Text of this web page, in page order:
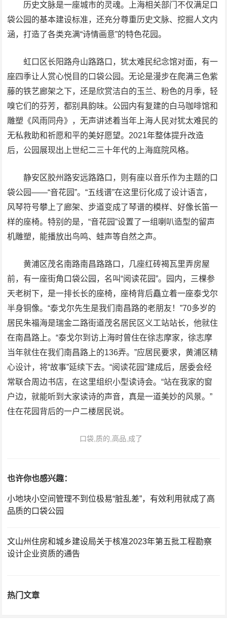
历史文脉是一座城市的灵魂。上海相关部门不仅满足口
袋公园的基本建设标准，还充分尊重历史文脉、挖掘人文内
涵，打造了各类充满“诗情画意”的特色花园。
虹口区长阳路舟山路路口，犹太难民纪念馆对面，有一
座四季让人赏心悦目的口袋公园。无论是漫步在爬满三色紫
藤的铁艺廊架之下，还是欣赏洁白的玉兰、粉色的月季，轻
嗅它们的芬芳，都别具韵味。公园内有复建的白马咖啡馆和
雕塑《风雨同舟》，无声讲述着当年上海人民对犹太难民的
无私救助和祈愿和平的美好愿望。2021年整体提升改造
后，公园展现出上世纪二三十年代的上海庭院风格。
静安区胶州路安远路路口，则有座以音乐作为主题的口
袋公园——“音花园”。“五线谱”在这里衍化成了设计语言，
风琴符号攀上了廊架、步道变成了琴谱的模样、好像长笛一
样的座椅。特别的是，“音花园”设置了一组喇叭造型的留声
机雕塑，能播放出鸟鸣、蛙声等自然之声。
黄浦区茂名南路南昌路路口，几座红砖褐瓦里弄房屋
前，有一座街角口袋公园，名叫“阅读花园”。园内，三棵参
天老树下，是一排长长的座椅，座椅背后矗立着一座泰戈尔
半身铜像。“泰戈尔先生是我们南昌路的老朋友！”70多岁的
居民朱福海是瑞金二路街道茂名居民区义工站站长，他就住
在南昌路上。“泰戈尔到访上海时曾住在徐志摩家，徐志摩
当年就住在我们南昌路上的136弄。”应居民要求，黄浦区精
心设计，将“故事”延续下去。“阅读花园”建成后，居委会经
常联合周边书店，在这里组织小型读诗会。“站在我家的窗
户边，就能听到大家读诗的声音，真是一道美妙的风景。”
住在花园背后的一户二楼居民说。
口袋,质的,高品,成了
也许你也感兴趣：
小地块小空间管理不到位极易“脏乱差”，有效利用就成了高
品质的口袋公园
文山州住房和城乡建设局关于核准2023年第五批工程勘察
设计企业资质的通告
热门文章